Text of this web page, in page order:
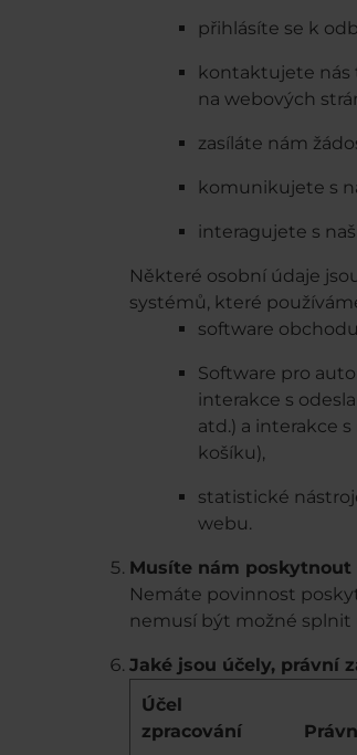
přihlásíte se k
kontaktujete nás
na webových
zasíláte nám
komunikujete s
interagujete s
Některé osobní údaje
systémů, které
software
Software pro
interakce s
atd.) a interakce
košíku),
statistické
webu.
Musíte nám poskytnout
Nemáte povinnost
nemusí být možné splnit
Jaké jsou účely, právní
Účel
zpracování